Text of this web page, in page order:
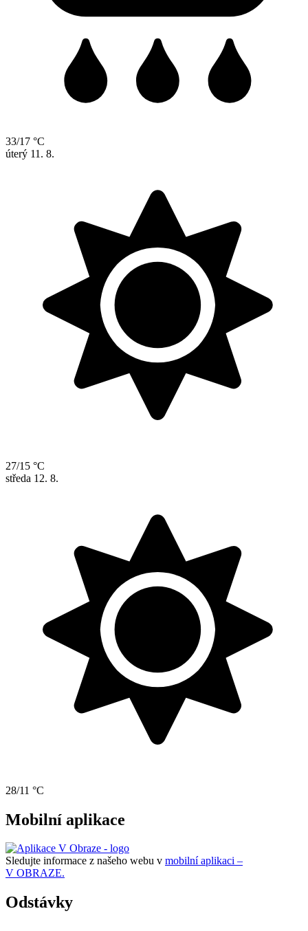
33/17 °C
úterý 11. 8.
27/15 °C
středa 12. 8.
28/11 °C
Mobilní aplikace
Sledujte informace z našeho webu v mobilní aplikaci –
V OBRAZE.
Odstávky